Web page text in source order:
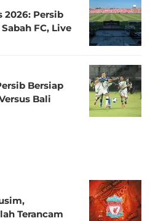
2026: Persib
FC, Live
Bersiap
Bali
Terancam